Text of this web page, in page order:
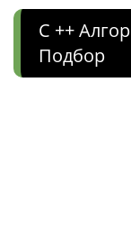
C ++
Подбор